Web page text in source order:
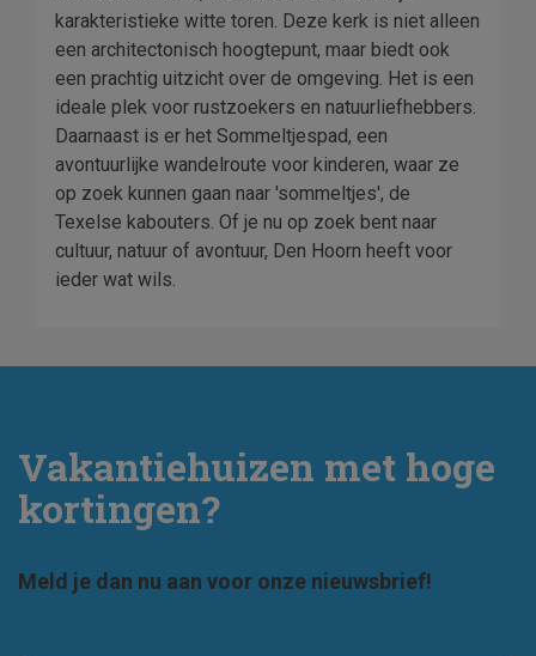
karakteristieke witte toren. Deze kerk is niet alleen
een architectonisch hoogtepunt, maar biedt ook
een prachtig uitzicht over de omgeving. Het is een
ideale plek voor rustzoekers en natuurliefhebbers.
Daarnaast is er het Sommeltjespad, een
avontuurlijke wandelroute voor kinderen, waar ze
op zoek kunnen gaan naar 'sommeltjes', de
Texelse kabouters. Of je nu op zoek bent naar
cultuur, natuur of avontuur, Den Hoorn heeft voor
ieder wat wils.
Vakantiehuizen met hoge
kortingen?
Meld je dan nu aan voor onze nieuwsbrief!